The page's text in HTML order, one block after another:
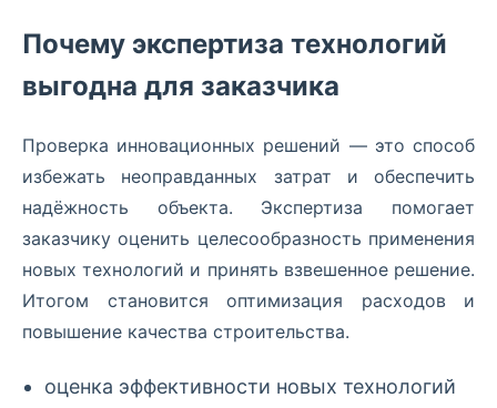
Почему экспертиза технологий
выгодна для заказчика
Проверка инновационных решений — это способ
избежать неоправданных затрат и обеспечить
надёжность объекта. Экспертиза помогает
заказчику оценить целесообразность применения
новых технологий и принять взвешенное решение.
Итогом становится оптимизация расходов и
повышение качества строительства.
оценка эффективности новых технологий